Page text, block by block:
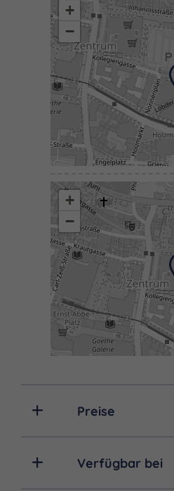
+
−
+
−
Preise
Verfügbar bei